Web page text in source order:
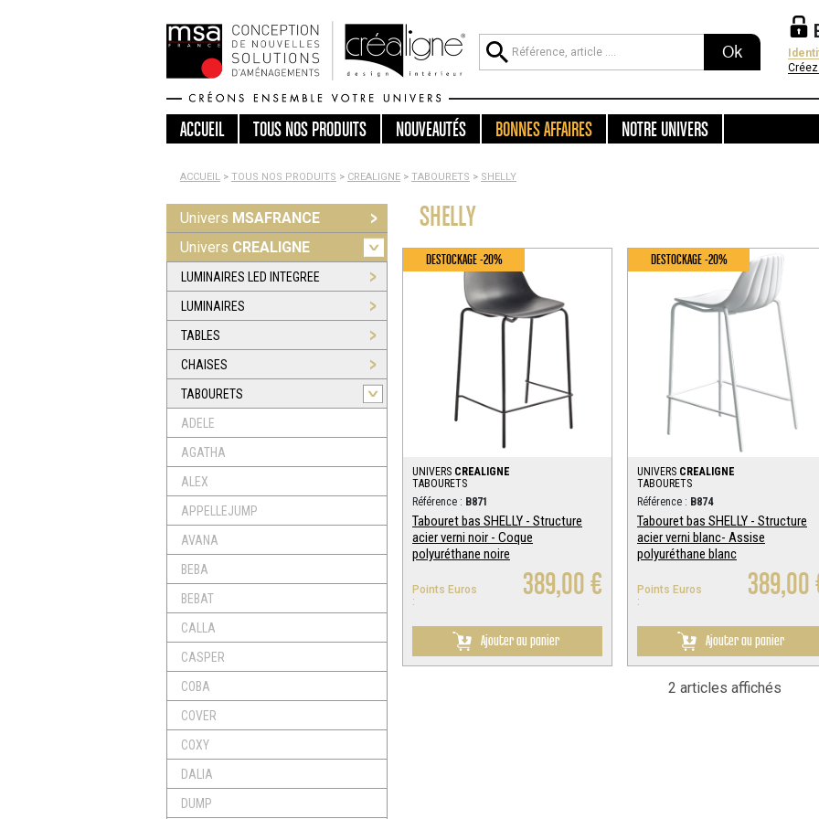
Ok
ACCUEIL TOUSNOS PRODUITS NOUVEAUTÉS BONNES AFFAIRES NOTRE UNIVERS
ACCUEIL > TOUS NOS PRODUITS > CREALIGNE > TABOURETS > SHELLY
Univers MSAFRANCE
Univers CREALIGNE
LUMINAIRES LED INTEGREE
LUMINAIRES
TABLES
CHAISES
TABOURETS
ADELE
AGATHA
ALEX
APPELLEJUMP
AVANA
BEBA
BEBAT
CALLA
CASPER
COBA
COVER
COXY
DALIA
DUMP
SHELLY
DESTOCKAGE -20%
UNIVERS CREALIGNE
TABOURETS
Référence : B871
Tabouret bas SHELLY - Structure
acier verni noir - Coque
polyuréthane noire
Points Euros
:
389,00 €
Ajouter au panier
DESTOCKAGE -20%
UNIVERS CREALIGNE
TABOURETS
Référence : B874
Tabouret bas SHELLY - Structure
acier verni blanc- Assise
polyuréthane blanc
Points Euros
:
389,00
Ajouter au panier
2 articles affichés